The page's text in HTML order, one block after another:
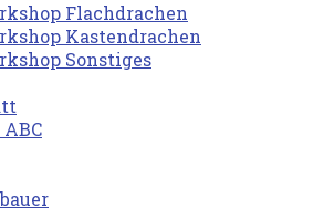
Flachdrachen
Kastendrachen
Sonstiges